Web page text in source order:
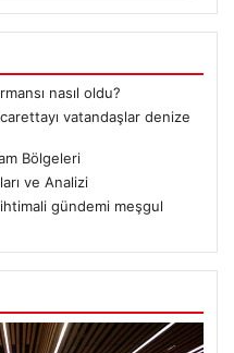
nasıl oldu?
vatandaşlar denize
Bölgeleri
ve Analizi
gündemi meşgul